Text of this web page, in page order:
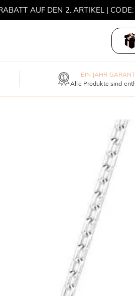
AUF DEN 2. ARTIKEL |
EIN JAHR
Alle Produkte sind